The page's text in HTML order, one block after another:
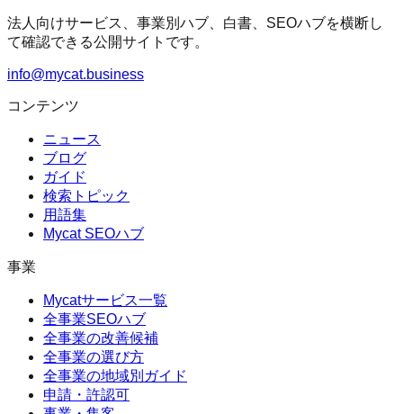
法人向けサービス、事業別ハブ、白書、SEOハブを横断し
て確認できる公開サイトです。
info@mycat.business
コンテンツ
ニュース
ブログ
ガイド
検索トピック
用語集
Mycat SEOハブ
事業
Mycatサービス一覧
全事業SEOハブ
全事業の改善候補
全事業の選び方
全事業の地域別ガイド
申請・許認可